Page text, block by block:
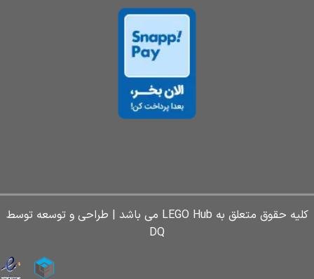
کلیه حقوق متعلق به LEGO Hub می باشد | طراحی و توسعه توسط
DQ